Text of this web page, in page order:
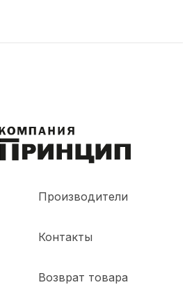
Производители
Контакты
Возврат товара